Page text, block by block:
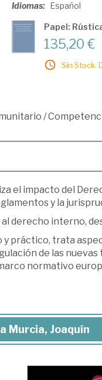
Idiomas: Español
Papel:
135,20 €
Sin Stock.
/
el impacto del
y la
derecho interno,
y práctico, trata
de las
normativo
Murcia, Joaquín